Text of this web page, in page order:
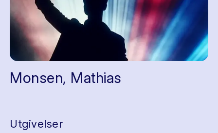
Monsen, Mathias
Utgivelser